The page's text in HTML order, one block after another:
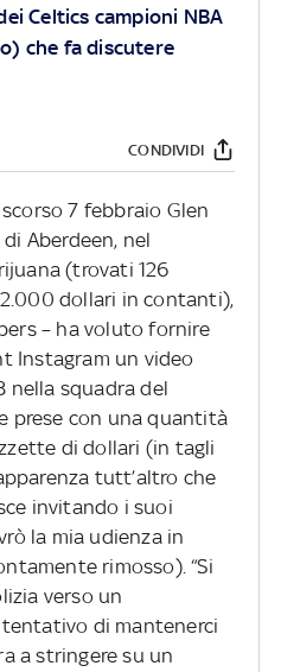
Celtics campioni NBA
che fa discutere
CONDIVIDI
7 febbraio Glen
Aberdeen, nel
(trovati 126
dollari in contanti),
– ha voluto fornire
Instagram un video
nella squadra del
prese con una quantità
di dollari (in tagli
tutt’altro che
invitando i suoi
la mia udienza in
rimosso). “Si
verso un
di mantenerci
a stringere su un